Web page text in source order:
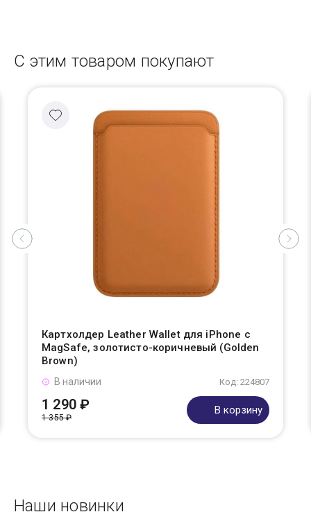
С этим товаром покупают
Картхолдер Leather Wallet для iPhone с
MagSafe, золотисто-коричневый (Golden
Brown)
Код: 224807
В наличии
1 290 ₽
1 355 ₽
В корзину
Наши новинки